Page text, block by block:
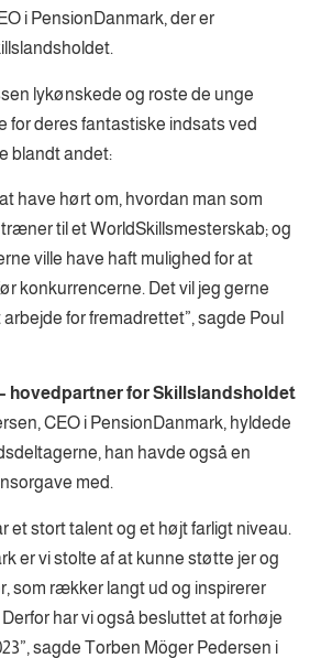
i PensionDanmark, der er
lykønskede og roste de unge
for deres fantastiske indsats ved
blandt andet:
have hørt om, hvordan man som
til et WorldSkillsmesterskab; og
ville have haft mulighed for at
konkurrencerne. Det vil jeg gerne
arbejde for fremadrettet”, sagde Poul
hovedpartner for Skillslandsholdet
CEO i PensionDanmark, hyldede
han havde også en
med.
et stort talent og et højt farligt niveau.
er vi stolte af at kunne støtte jer og
som rækker langt ud og inspirerer
har vi også besluttet at forhøje
sagde Torben Möger Pedersen i